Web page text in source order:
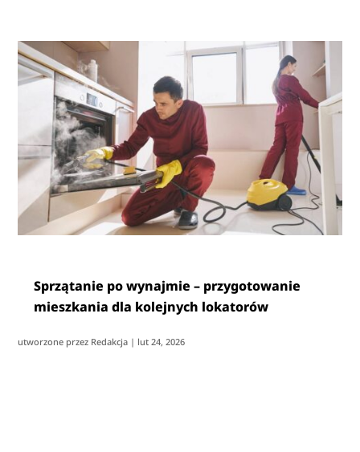
Sprzątanie po wynajmie – przygotowanie
mieszkania dla kolejnych lokatorów
utworzone przez Redakcja | lut 24, 2026